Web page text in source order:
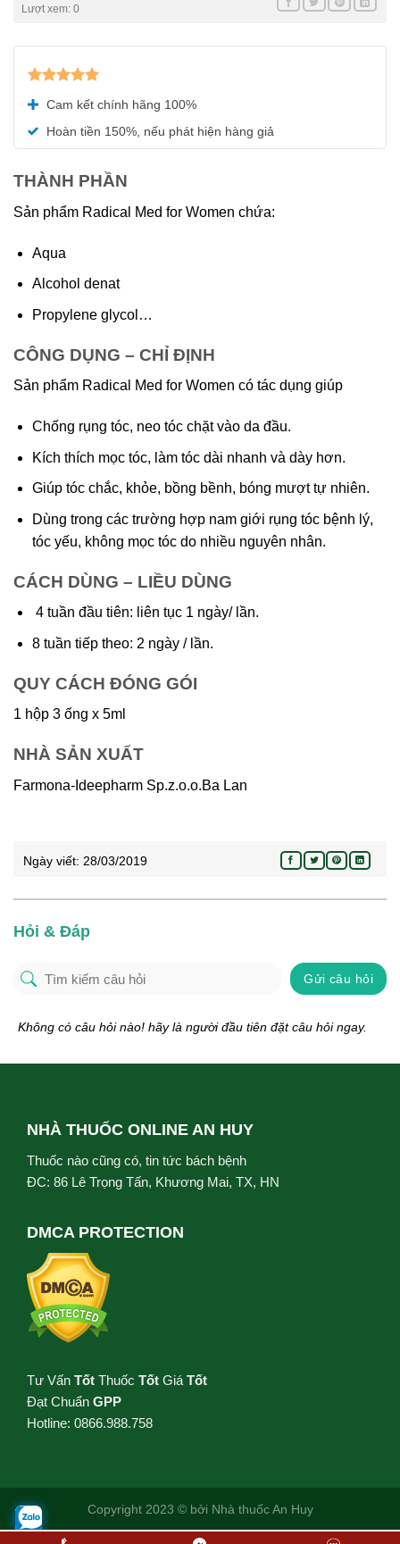
Lượt xem: 0
Được xếp
hạng5.00
5 sao
Cam kết chính hãng 100%
Hoàn tiền 150%, nếu phát hiện hàng giả
THÀNH PHẦN
Sản phẩm Radical Med for Women chứa:
Aqua
Alcohol denat
Propylene glycol…​
CÔNG DỤNG – CHỈ ĐỊNH
Sản phẩm Radical Med for Women có tác dụng giúp
Chống rụng tóc, neo tóc chặt vào da đầu.
Kích thích mọc tóc, làm tóc dài nhanh và dày hơn.
Giúp tóc chắc, khỏe, bồng bềnh, bóng mượt tự nhiên.
Dùng trong các trường hợp nam giới rụng tóc bệnh lý,
tóc yếu, không mọc tóc do nhiều nguyên nhân.
CÁCH DÙNG – LIỀU DÙNG
4 tuần đầu tiên: liên tục 1 ngày/ lần.
8 tuần tiếp theo: 2 ngày / lần.
QUY CÁCH ĐÓNG GÓI
1 hộp 3 ống x 5ml
NHÀ SẢN XUẤT
Farmona-Ideepharm Sp.z.o.o.Ba Lan
Ngày viết: 28/03/2019
Hỏi & Đáp
Gửi câu hỏi
Không có câu hỏi nào! hãy là người đầu tiên đặt câu hỏi ngay.
NHÀ THUỐC ONLINE AN HUY
Thuốc nào cũng có, tin tức bách bệnh
ĐC: 86 Lê Trọng Tấn, Khương Mai, TX, HN
DMCA PROTECTION
Tư Vấn Tốt Thuốc Tốt Giá Tốt
Đạt Chuẩn GPP
Hotline: 0866.988.758
Copyright 2023 © bởi Nhà thuốc An Huy